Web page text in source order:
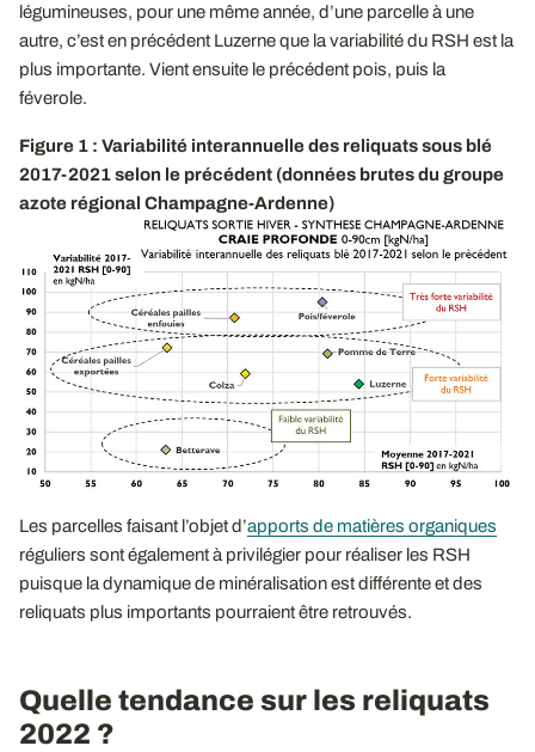
légumineuses, pour une même année, d’une parcelle à une
autre, c’est en précédent Luzerne que la variabilité du RSH est la
plus importante. Vient ensuite le précédent pois, puis la
féverole.
Figure 1 : Variabilité interannuelle des reliquats sous blé
2017-2021 selon le précédent (données brutes du groupe
azote régional Champagne-Ardenne)
Les parcelles faisant l’objet d’apports de matières organiques
réguliers sont également à privilégier pour réaliser les RSH
puisque la dynamique de minéralisation est différente et des
reliquats plus importants pourraient être retrouvés.
Quelle tendance sur les reliquats
2022 ?